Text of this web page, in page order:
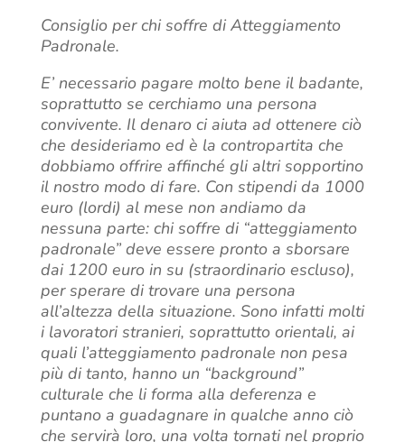
Consiglio per chi soffre di Atteggiamento
Padronale.
E’ necessario pagare molto bene il badante,
soprattutto se cerchiamo una persona
convivente. Il denaro ci aiuta ad ottenere ciò
che desideriamo ed è la contropartita che
dobbiamo offrire affinché gli altri sopportino
il nostro modo di fare. Con stipendi da 1000
euro (lordi) al mese non andiamo da
nessuna parte: chi soffre di “atteggiamento
padronale” deve essere pronto a sborsare
dai 1200 euro in su (straordinario escluso),
per sperare di trovare una persona
all’altezza della situazione. Sono infatti molti
i lavoratori stranieri, soprattutto orientali, ai
quali l’atteggiamento padronale non pesa
più di tanto, hanno un “background”
culturale che li forma alla deferenza e
puntano a guadagnare in qualche anno ciò
che servirà loro, una volta tornati nel proprio